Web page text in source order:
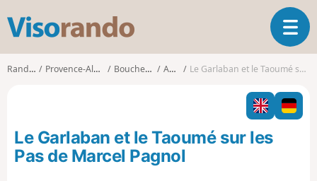
s
o
o
O
u
v
i
r
l
Randonnées Provence-Alpes-Côte d'Azur Bouches-du-Rhône Aubagne Le Garlaban et le Taoumé sur les Pas de Marcel Pagnol
Le Garlaban et le Taoumé sur les
Pas de Marcel Pagnol